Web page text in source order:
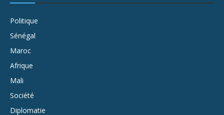
Politique
Sénégal
Maroc
Afrique
Mali
Société
Diplomatie